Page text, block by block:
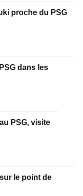
proche du PSG
dans les
PSG, visite
le point de